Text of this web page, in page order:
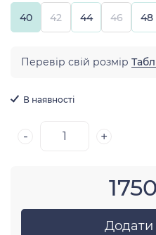
40 42 44 46 48
Перевір свій розмір
В наявності
- +